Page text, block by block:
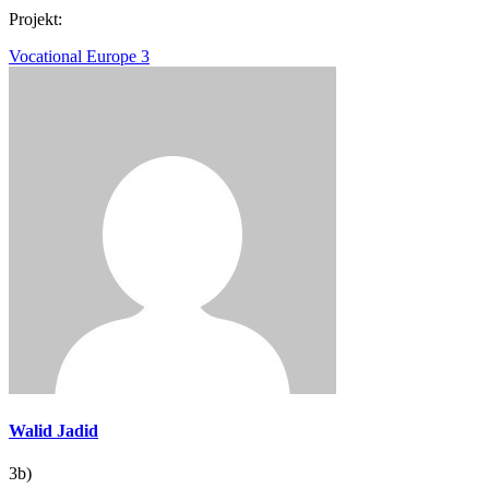
Projekt:
Vocational Europe 3
Walid Jadid
3b)